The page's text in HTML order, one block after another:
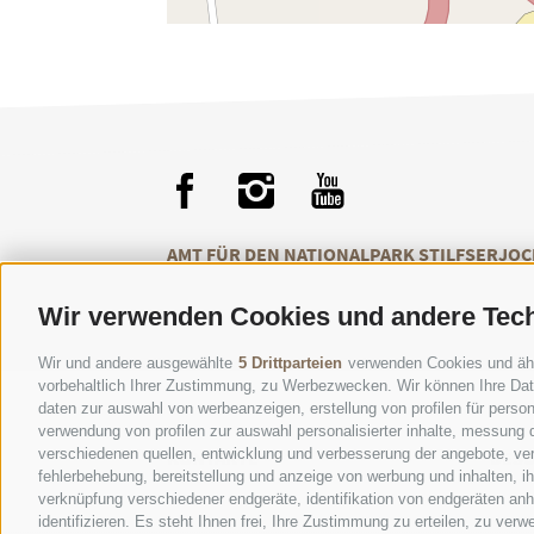
Wir verwenden Cookies und andere
Wir und andere ausgewählte 5 Drittparteien verwenden Cookies und
vorbehaltlich Ihrer Zustimmung, zu Werbezwecken. Wir können Ihre
daten zur auswahl von werbeanzeigen, erstellung von profilen für
verwendung von profilen zur auswahl personalisierter inhalte,
verschiedenen quellen, entwicklung und verbesserung der angebote,
fehlerbehebung, bereitstellung und anzeige von werbung und
verknüpfung verschiedener endgeräte, identifikation von endgeräten
identifizieren. Es steht Ihnen frei, Ihre Zustimmung zu erteilen, zu
AMT FÜR DEN NATIONALPARK
KONTAKTE